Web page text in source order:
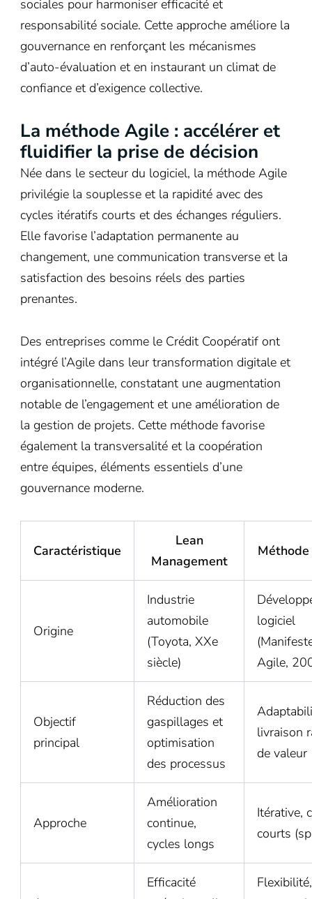
sociales pour harmoniser efficacité et
responsabilité sociale. Cette approche améliore la
gouvernance en renforçant les mécanismes
d’auto-évaluation et en instaurant un climat de
confiance et d’exigence collective.
La méthode Agile : accélérer et
fluidifier la prise de décision
Née dans le secteur du logiciel, la méthode Agile
privilégie la souplesse et la rapidité avec des
cycles itératifs courts et des échanges réguliers.
Elle favorise l’adaptation permanente au
changement, une communication transverse et la
satisfaction des besoins réels des parties
prenantes.
Des entreprises comme le Crédit Coopératif ont
intégré l’Agile dans leur transformation digitale et
organisationnelle, constatant une augmentation
notable de l’engagement et une amélioration de
la gestion de projets. Cette méthode favorise
également la transversalité et la coopération
entre équipes, éléments essentiels d’une
gouvernance moderne.
Caractéristique
Lean
Management
Origine
Industrie
automobile
(Toyota, XXe
siècle)
logiciel
Agile,
Objectif
principal
Réduction des
gaspillages et
optimisation
des processus
livraison
de valeur
Approche
Amélioration
continue,
cycles longs
Itérative,
courts
Efficacité
Flexibilité,